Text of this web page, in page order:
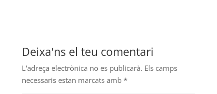
Deixa'ns el teu comentari
L'adreça electrònica no es publicarà. Els camps
necessaris estan marcats amb *